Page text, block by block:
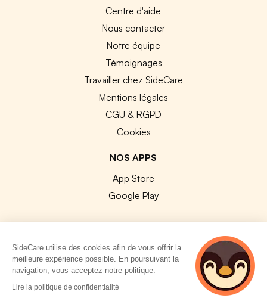
Centre d'aide
Nous contacter
Notre équipe
Témoignages
Travailler chez SideCare
Mentions légales
CGU & RGPD
Cookies
NOS APPS
App Store
Google Play
© 2026 SideCare. Tous droits réservés.
SideCare utilise des cookies afin de vous offrir la
meilleure expérience possible. En poursuivant la
navigation, vous acceptez notre politique.
Lire la politique de confidentialité
4 personnes
consultent